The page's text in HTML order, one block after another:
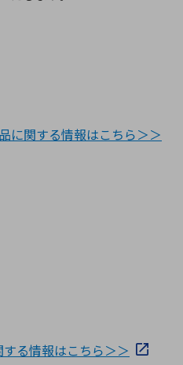
に関する情報はこちら＞＞
る情報はこちら＞＞